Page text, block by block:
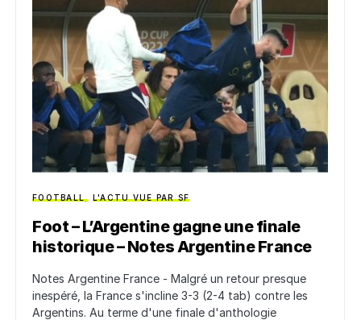
FOOTBALL L'ACTU VUE PAR SF
Foot – L’Argentine gagne une finale
historique – Notes Argentine France
Notes Argentine France - Malgré un retour presque
inespéré, la France s'incline 3-3 (2-4 tab) contre les
Argentins. Au terme d'une finale d'anthologie